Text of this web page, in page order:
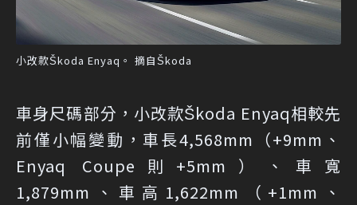
小改款Škoda Enyaq。 摘自Škoda
車身尺碼部分，小改款Škoda Enyaq相較先
前僅小幅變動，車長4,568mm（+9mm、
Enyaq Coupe則+5mm）、車寬
1,879mm、車高1,622mm（+1mm、